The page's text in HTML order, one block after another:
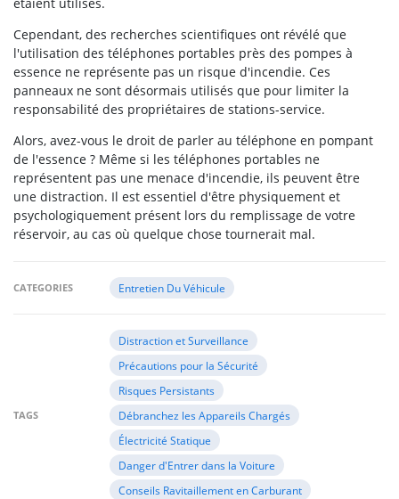
Cependant, des recherches scientifiques ont révélé que
l'utilisation des téléphones portables près des pompes à
essence ne représente pas un risque d'incendie. Ces
panneaux ne sont désormais utilisés que pour limiter la
responsabilité des propriétaires de stations-service.
Alors, avez-vous le droit de parler au téléphone en pompant
de l'essence ? Même si les téléphones portables ne
représentent pas une menace d'incendie, ils peuvent être
une distraction. Il est essentiel d'être physiquement et
psychologiquement présent lors du remplissage de votre
réservoir, au cas où quelque chose tournerait mal.
CATEGORIES Entretien Du Véhicule
TAGS
Distraction et Surveillance
Précautions pour la Sécurité
Risques Persistants
Débranchez les Appareils Chargés
Électricité Statique
Danger d'Entrer dans la Voiture
Conseils Ravitaillement en Carburant